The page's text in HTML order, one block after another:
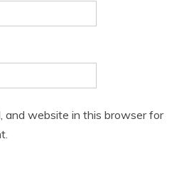
and website in this browser for